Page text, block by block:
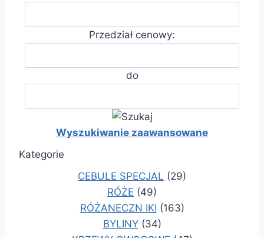
Przedział cenowy:
do
Wyszukiwanie zaawansowane
Kategorie
CEBULE SPECJAL (29)
RÓŻE (49)
RÓŻANECZN IKI (163)
BYLINY(34)